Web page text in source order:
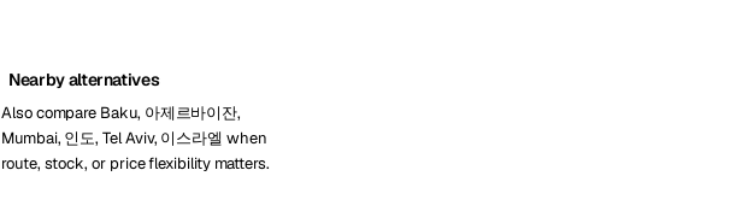
Nearby alternatives
Also compare Baku, 아제르바이잔,
Mumbai, 인도, Tel Aviv, 이스라엘 when
route, stock, or price flexibility matters.